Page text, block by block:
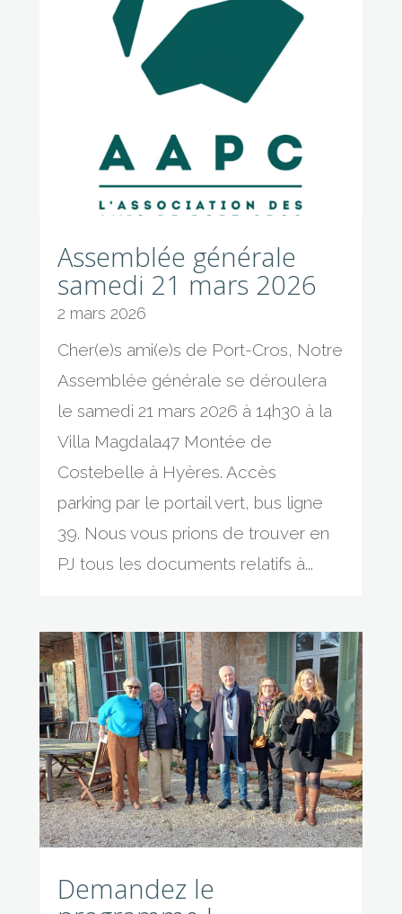
Assemblée générale
samedi 21 mars 2026
2 mars 2026
Cher(e)s ami(e)s de Port-Cros, Notre
Assemblée générale se déroulera
le samedi 21 mars 2026 à 14h30 à la
Villa Magdala47 Montée de
Costebelle à Hyères. Accès
parking par le portail vert, bus ligne
39. Nous vous prions de trouver en
PJ tous les documents relatifs à...
Demandez le